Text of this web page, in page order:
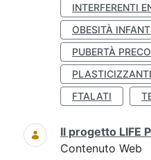
INTERFERENTI
OBESITÀ
PUBERTÀ
PLASTICIZZANTI
FTALATI
Il progetto LIFE
Contenuto Web